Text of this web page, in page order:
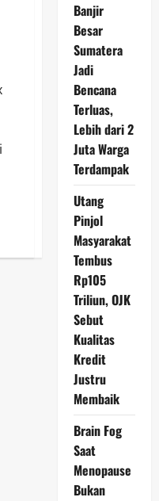
Banjir
Besar
Sumatera
Jadi
Bencana
Terluas,
Lebih dari 2
Juta Warga
Terdampak
Utang
Pinjol
Masyarakat
Tembus
Rp105
Triliun, OJK
Sebut
Kualitas
Kredit
Justru
Membaik
Brain Fog
Saat
Menopause
Bukan